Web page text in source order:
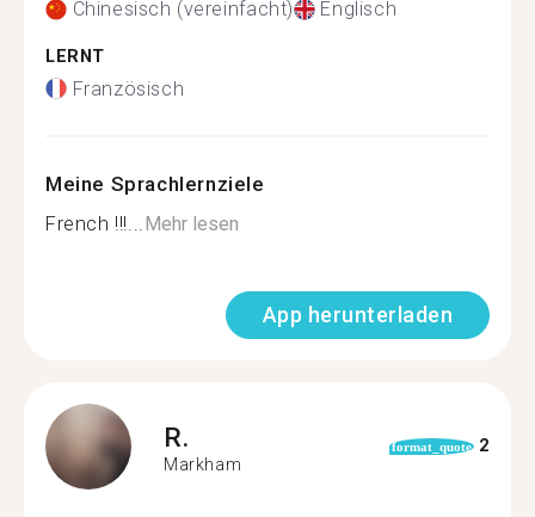
Chinesisch (vereinfacht) Englisch
LERNT
Französisch
Meine Sprachlernziele
French !!!... Mehr lesen
App herunterladen
R.
Markham
format_quote 2